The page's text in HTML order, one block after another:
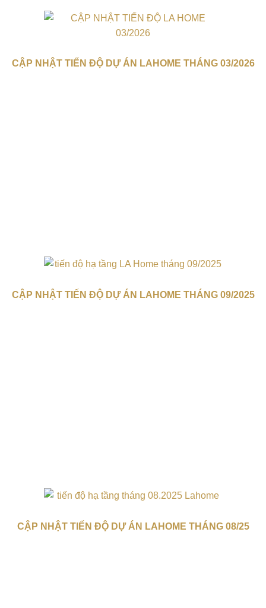
CẬP NHẬT TIẾN ĐỘ DỰ ÁN LAHOME THÁNG 03/2026
CẬP NHẬT TIẾN ĐỘ DỰ ÁN LAHOME THÁNG 09/2025
CẬP NHẬT TIẾN ĐỘ DỰ ÁN LAHOME THÁNG 08/25